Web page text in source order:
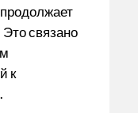
связано
к